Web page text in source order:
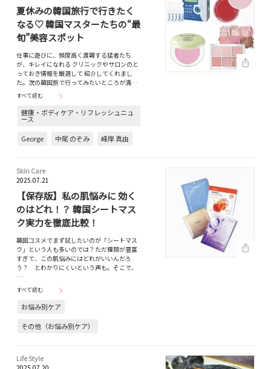
夏休みの韓国旅行で行きたく
なる♡ 韓国マスターたちの“最
旬”美容スポット
仕事に遊びに、頻度高く渡韓する猛者たち
が、キレイになれる クリニックやサロンのと
っておき情報を厳選して 紹介してくれまし
た。次の韓国旅で行ってみたいところが満…
すべて読む
健康・ボディケア・リフレッシュニュ
ース
George
中尾 のぞみ 峰岸 真由
Skin Care
2025.07.21
【保存版】私の肌悩みに 効く
のはどれ！？ 韓国シートマス
ク実力を徹底比較！
韓国コスメでまず試したいのが「シートマス
ク」という人も多いのでは？ただ種類が豊富
すぎて、この肌悩みにはどれがいいんだろ
う？ とわかりにくいという声も。そこで、
…
すべて読む
お悩み別ケア
その他（お悩み別ケア）
Life Style